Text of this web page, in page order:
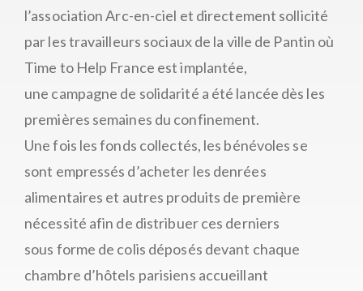
l’association Arc-en-ciel et directement sollicité
par les travailleurs sociaux de la ville de Pantin où
Time to Help France est implantée,
une campagne de solidarité a été lancée dès les
premières semaines du confinement.
Une fois les fonds collectés, les bénévoles se
sont empressés d’acheter les denrées
alimentaires et autres produits de première
nécessité afin de distribuer ces derniers
sous forme de colis déposés devant chaque
chambre d’hôtels parisiens accueillant